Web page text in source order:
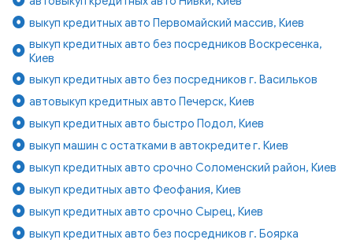
выкуп кредитных авто Первомайский массив, Киев
выкуп кредитных авто без посредников Воскресенка,
Киев
выкуп кредитных авто без посредников г. Васильков
автовыкуп кредитных авто Печерск, Киев
выкуп кредитных авто быстро Подол, Киев
выкуп машин с остатками в автокредите г. Киев
выкуп кредитных авто срочно Соломенский район, Киев
выкуп кредитных авто Феофания, Киев
выкуп кредитных авто срочно Сырец, Киев
выкуп кредитных авто без посредников г. Боярка